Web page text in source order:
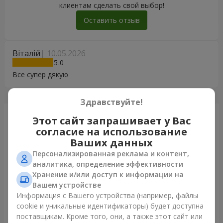
Віталій 10.05.2026
5
Все супер дякую
клиентам сделать свой выбор!
Оставить отзыв
Только что доставили
Здравствуйте!
Этот сайт запрашивает у Вас
согласие на использование
Ваших данных
Персонализированная реклама и контент,
аналитика, определение эффективности
Хранение и/или доступ к информации на
Вашем устройстве
Информация с Вашего устройства (например, файлы
cookie и уникальные идентификаторы) будет доступна
поставщикам. Кроме того, они, а также этот сайт или